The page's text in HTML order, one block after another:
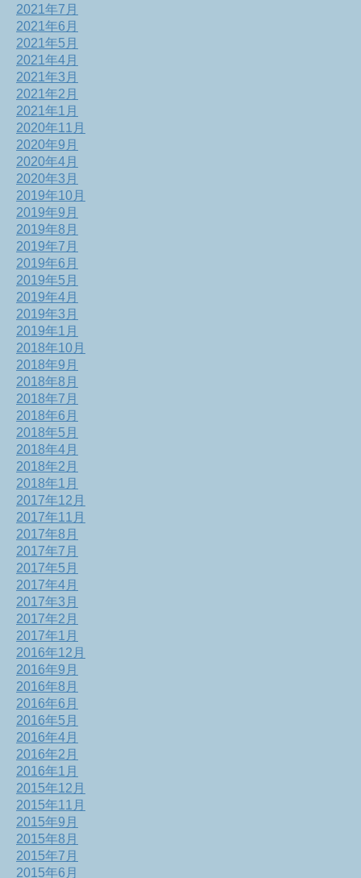
2021年7月
2021年6月
2021年5月
2021年4月
2021年3月
2021年2月
2021年1月
2020年11月
2020年9月
2020年4月
2020年3月
2019年10月
2019年9月
2019年8月
2019年7月
2019年6月
2019年5月
2019年4月
2019年3月
2019年1月
2018年10月
2018年9月
2018年8月
2018年7月
2018年6月
2018年5月
2018年4月
2018年2月
2018年1月
2017年12月
2017年11月
2017年8月
2017年7月
2017年5月
2017年4月
2017年3月
2017年2月
2017年1月
2016年12月
2016年9月
2016年8月
2016年6月
2016年5月
2016年4月
2016年2月
2016年1月
2015年12月
2015年11月
2015年9月
2015年8月
2015年7月
2015年6月